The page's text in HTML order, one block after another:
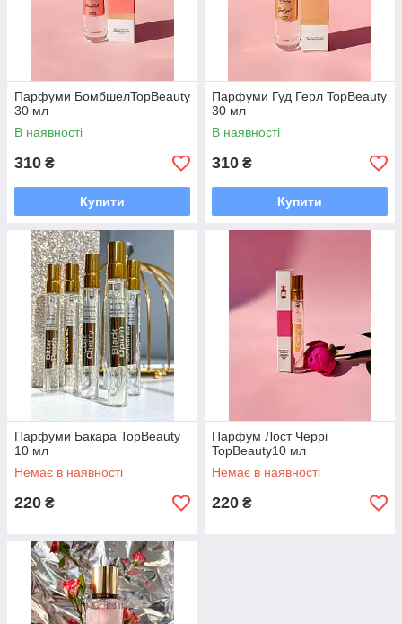
Парфуми БомбшелTopBeauty
30 мл
В наявності
310 ₴
Купити
Парфуми Гуд Герл TopBeauty
30 мл
В наявності
310 ₴
Купити
Парфуми Бакара TopBeauty
10 мл
Немає в наявності
220 ₴
Парфум Лост Черрі
TopBeauty10 мл
Немає в наявності
220 ₴